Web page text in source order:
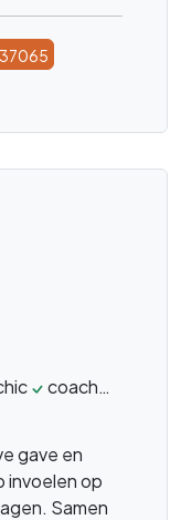
, reis in
ik kom snel
met sterke
alle liefde en
verder kan.
coach
gave en
invoelen op
Samen